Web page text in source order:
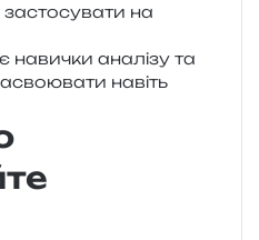
на
нави­чки ана­лі­зу та
навіть